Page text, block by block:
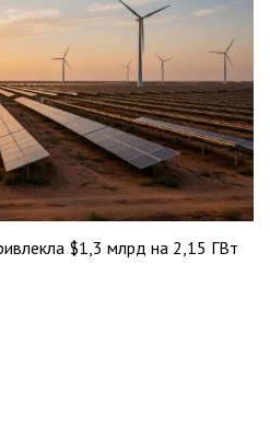
$1,3 млрд на 2,15 ГВт